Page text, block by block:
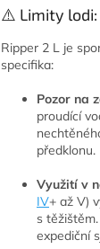
⚠️ Limity lodi:
Ripper 2 L je
specifika:
Pozor na
proudící
předklonu.
Využití v
IV+ až V)
s
expediční